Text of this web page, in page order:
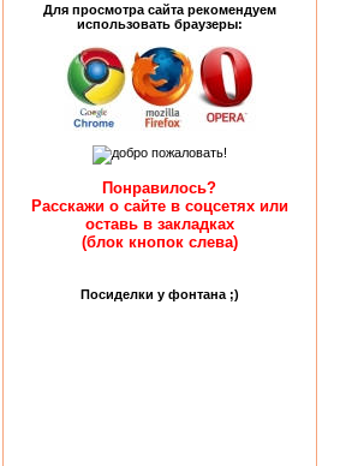
Для просмотра сайта рекомендуем
использовать браузеры:
Понравилось?
Расскажи о сайте в соцсетях или
оставь в закладках
(блок кнопок слева)
Посиделки у фонтана ;)